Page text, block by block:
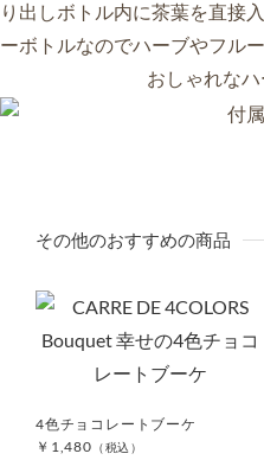
その他のおすすめの商品
4色チョコレートブーケ
￥1,480 （税込）